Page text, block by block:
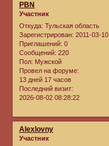
PBN
Участник
Откуда: Тульская область
Зарегистрирован: 2011-03-10
Приглашений: 0
Сообщений: 220
Пол: Мужской
Провел на форуме:
13 дней 17 часов
Последний визит:
2026-08-02 08:28:22
Alexlovny
Участник